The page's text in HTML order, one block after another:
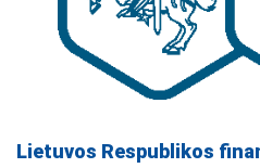
Lietuvos Respublikos